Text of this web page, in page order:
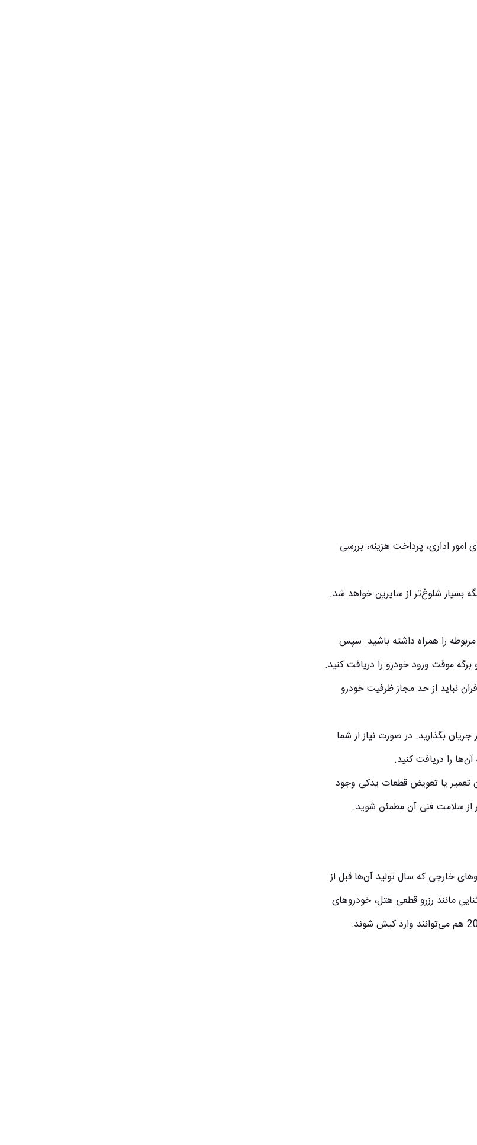
امور اداری، پرداخت هزینه، بررسی
دارید، باید بدانید بندر لنگه بسیار شلوغ‌تر از سایرین خواهد شد.
را همراه داشته باشید. سپس
موقت ورود خودرو را دریافت کنید.
نباید از حد مجاز ظرفیت خودرو
جریان بگذارید. در صورت نیاز از شما
را دریافت کنید.
تعمیر یا تعویض قطعات یدکی وجود
از سلامت فنی آن مطمئن شوید.
آن‌ها به قبل از 1395 برمی‌گردد و خودروهای خارجی که سال تولید آن‌ها قبل از
مانند رزرو قطعی هتل، خودروهای